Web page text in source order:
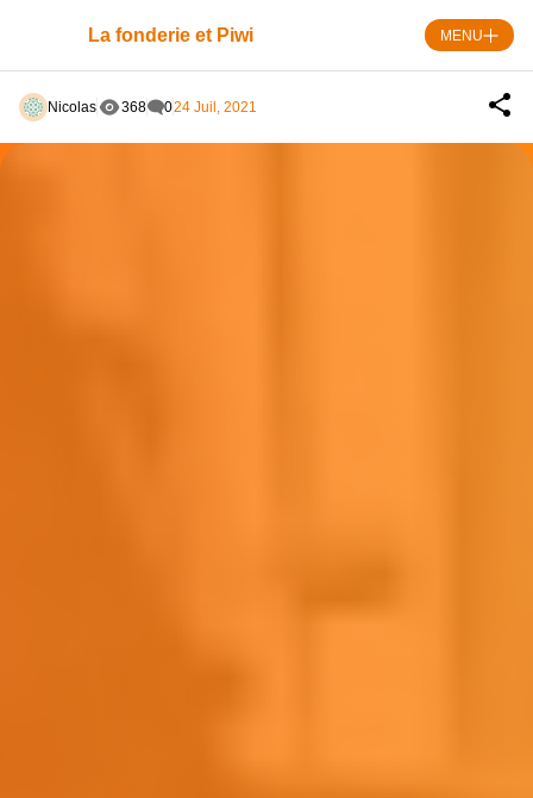
La fonderie et Piwi MENU
Nicolas 368 024 Juil, 2021